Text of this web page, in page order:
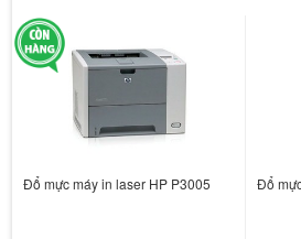
Đổ mực máy in laser HP P3005 Đổ